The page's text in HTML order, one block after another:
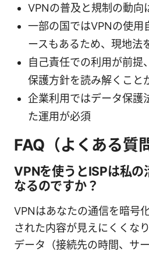
VPNの普及と規制の動向
一部の国ではVPNの使用
ースもあるため、現地法
自己責任での利用が前提
保護方針を読み解くこと
企業利用ではデータ保護
た運用が必須
FAQ（よくある質問
VPNを使うとISPは私の
なるのですか？
VPNはあなたの通信を暗号
された内容が見えにくくな
データ（接続先の時間、サ